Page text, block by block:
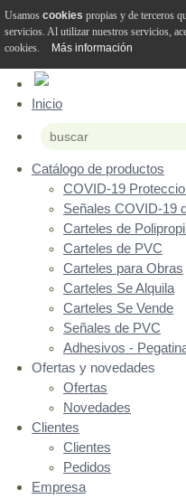
Inicio
Catálogo de productos
COVID-19
Señales COVID-19
Carteles de
Carteles de PVC
Carteles para Obras
Carteles Se Alquila
Carteles Se Vende
Señales de PVC
Adhesivos -
Ofertas y novedades
Ofertas
Novedades
Clientes
Clientes
Pedidos
Empresa
Usamos cookies propias y de terceros
servicios. Al utilizar nuestros servicios,
cookies.
Más información